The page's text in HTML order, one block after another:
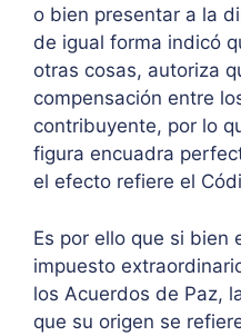
o bien presentar a la
de igual forma indicó
otras cosas, autoriza
compensación entre
contribuyente, por lo
figura encuadra
el efecto refiere el
Es por ello que si bien
impuesto
los Acuerdos de Paz,
que su origen se